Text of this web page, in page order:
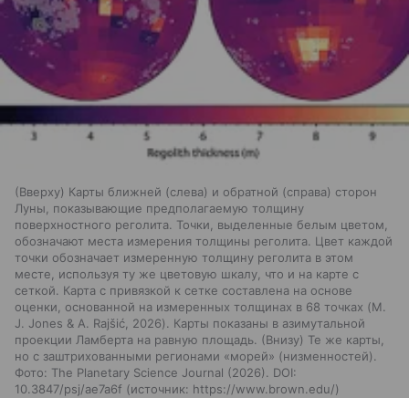
(Вверху) Карты ближней (слева) и обратной (справа) сторон
Луны, показывающие предполагаемую толщину
поверхностного реголита. Точки, выделенные белым цветом,
обозначают места измерения толщины реголита. Цвет каждой
точки обозначает измеренную толщину реголита в этом
месте, используя ту же цветовую шкалу, что и на карте с
сеткой. Карта с привязкой к сетке составлена на основе
оценки, основанной на измеренных толщинах в 68 точках (M.
J. Jones & A. Rajšić, 2026). Карты показаны в азимутальной
проекции Ламберта на равную площадь. (Внизу) Те же карты,
но с заштрихованными регионами «морей» (низменностей).
Фото: The Planetary Science Journal (2026). DOI:
10.3847/psj/ae7a6f
источник: https://www.brown.edu/